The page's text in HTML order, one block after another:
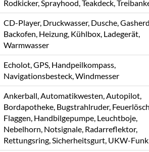
Rodkicker, Sprayhood, Teakdeck,
CD-Player, Druckwasser, Dusche,
Backofen, Heizung, Kühlbox, Ladegerät,
Warmwasser
Echolot, GPS, Handpeilkompass,
Navigationsbesteck, Windmesser
Ankerball, Automatikwesten, Autopilot,
Bordapotheke, Bugstrahlruder,
Flaggen, Handbilgepumpe, Leuchtboje,
Nebelhorn, Notsignale, Radarreflektor,
Rettungsring, Sicherheitsgurt, UKW-Funk